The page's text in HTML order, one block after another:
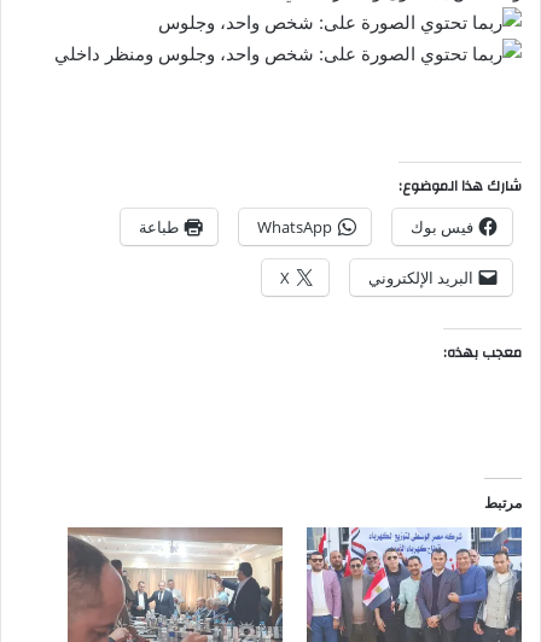
شارك هذا الموضوع:
فيس بوك WhatsApp طباعة
البريد الإلكتروني X
معجب بهذه:
مرتبط